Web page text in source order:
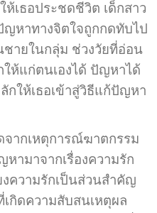
เธอประชดชีวิต เด็กสาว
ญหาทางจิตใจถูกกดทับไป
ชายในกลุ่ม ช่วงวัยที่อ่อน
ให้แก่ตนเองได้ ปัญหาได้
กให้เธอเข้าสู่วิธีแก้ปัญหา
กเหตุการณ์ฆาตกรรม
ามาจากเรื่องความรัก
ความรักเป็นส่วนสำคัญ
เกิดความสับสนเหตุผล